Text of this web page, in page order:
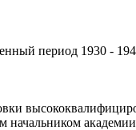
период 1930 -